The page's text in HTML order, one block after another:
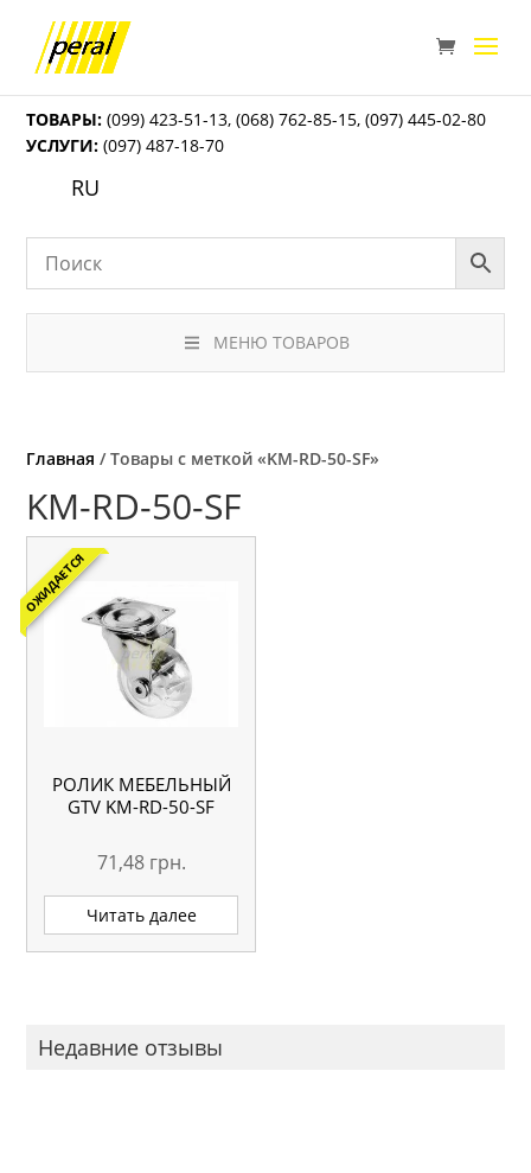
ТОВАРЫ: (099) 423-51-13,(068) 762-85-15,(097) 445-02-80
УСЛУГИ: (097) 487-18-70
RU
МЕНЮ ТОВАРОВ
Главная / Товары с меткой «KM-RD-50-SF»
KM-RD-50-SF
ОЖИДАЕТСЯ
РОЛИК МЕБЕЛЬНЫЙ
GTV KM-RD-50-SF
71,48 грн.
Читать далее
Недавние отзывы